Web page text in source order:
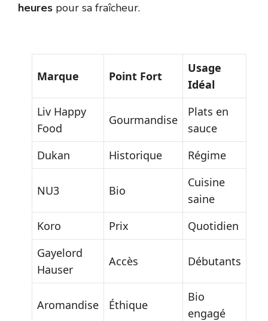
heures pour sa fraîcheur.
Marque Point Fort
Usage
Idéal
Liv Happy
Food
Gourmandise
Plats en
sauce
Dukan
Historique Régime
NU3 Bio
Cuisine
saine
Koro
Prix
Quotidien
Gayelord
Hauser
Accès Débutants
Aromandise Éthique
Bio
engagé